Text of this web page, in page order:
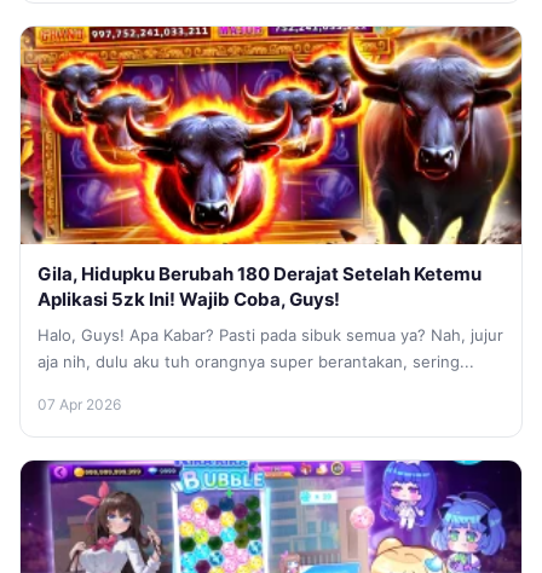
Gila, Hidupku Berubah 180 Derajat Setelah Ketemu
Aplikasi 5zk Ini! Wajib Coba, Guys!
Halo, Guys! Apa Kabar? Pasti pada sibuk semua ya? Nah, jujur
aja nih, dulu aku tuh orangnya super berantakan, sering...
07 Apr 2026